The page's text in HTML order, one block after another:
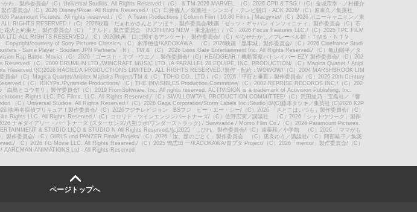
かわ」製作委員会/ （C）Universal Studios. All Rights Reserved./ （C） & TM 2026 MARVEL. （C）2026 CPII & TSG./ （C）金城宗幸・ノ村優介
作委員会/ （C）2026 Disney/Pixar. All Rights Reserved./ （C）臼井儀人／双葉社・シンエイ・テレビ朝日・ADK 2026/ （C）原泰久／集英社
Paramount Pictures. All rights reserved./ （C）A Team Productions | Column Film | 10.80 Films | Macgyver/ （C）2026 ポニーキャニオン／東
RIGHTS RESERVED./ （C）2026映画「だぁれかさんとアソぼ？」製作委員会/映画「ゼッツ・ギャバン インフィニティ」製作委員会（C）石
花火と約束と」製作委員会/ （C）『チルド』製作委員会 （NOTHING NEW・東北新社） / （C）2026 Focus Features LLC./ （C）2025 TPC FILM
LTD ALL RIGHTS RESERVED./ （C）2026映画「口に関するアンケート」製作委員会/ （C）やなせたかし／フレーベル館・ＴＭＳ・ＮＴＶ
Copyright/courtesy of Sony Pictures Classics/ （C）米澤穂信/KADOKAWA （C）2026映画「黒牢城」製作委員会/ （C）2026 Cinefrance Studi
- Same Player - Soudain JPN Partners/ （R）, TM & （C） 2026 Lions Gate Entertainment Inc. All Rights Reserved./ （C）亀山陽平／タ
Rap Battle- Movie/ （C）2026「ゴースト・オブ・ウエノ」製作委員会/ （C）HEADGEAR / 機動警察パトレイバー EZY 製作委員会/ （C）202
Reserved / （C）2009 DRUMLIN LTD./WINCRAFT MUSIC LTD. /A PARALLEL 28 EQUIPE, INC. PRODUCTION / （C）Magica Quartet / Anipl
Reserved./(C)2026 HACIEDA PRODUCTIONS LIMITED. ALL RIGHTS RESERVED./製作・配給：WOWOW/ （C）2004 MARSHBROOK LIM
員会/ （C）Magica Quartet/Aniplex,Madoka Project/TM &（C）TOHO CO., LTD./ （C）2026「平行と垂直」製作委員会/ （C）2026 20th Century
/ （C）IDKYPs./Pyramide Productions/ （C）THE INVISIBLES Production Committee/ （C）2002 REPRISE RECORDS INC./ （C）202
「白鳥とコウモリ」製作委員会/ （C）2019 FromSoftware, Inc. All rights reserved. ACTIVISION is a trademark of Activision Publishing, Inc.
Rights LLC, PC Films, LLC. All Rights Reserved./ （C）SWALLOWTAIL PRODUCTION COMMITTEE/ （C）武田綾乃・宝島社／『響
（C）Universal Studios. All Rights Reserved./ （C）2026 Gaga Corporation/Storm Labels Inc./Studio i3/(C)藤本タツキ／集英社 (C)2026 K2P
映画名探偵プリキュア！製作委員会/ （C）2026フジテレビジョン BSフジ ビー・エー・シー/ （C）2026 「さとこはいつも」製作委員会/ （C）
Rights LLC. All Rights Reserved./ （C）コロリド・ツインエンジンパートナーズ/ （C）佐野広実／講談社 （C）2026「シャドウワーク」製作
2026 ナギダイアリー・パートナーズ (スターサンズ/八朔ラボ/ワンダーストラック) / Survivance / Momo Film Co./ （C）2026 Paramount Pictures.
& STUDIO LICO & STUDIO N All Rights Reserved./(c)2025「しびれ」製作委員会/ （C）遠藤和／小学館 （C）2026 「ママがも
製作委員会/ （C）GIRLS und PANZER Finale Projekt/ （C）2026「汝、星のごとく」製作委員会 （C）凪良ゆう／講談社 / （C）阿部暁子／集英
/ （C）2026 TG Movie LLC. All Rights Reserved./ （C）2025 鴨志田 一/KADOKAWA/青ブタ Project/ （C）2026「mentor」製作委員会/ （C）
/ AARDMAN ANIMATIONS Ltd - All Rights Reserved
ページトップへ